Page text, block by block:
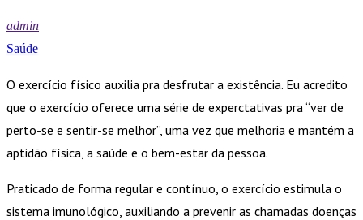
admin
Saúde
O exercício físico auxilia pra desfrutar a existência. Eu acredito
que o exercício oferece uma série de experctativas pra “ver de
perto-se e sentir-se melhor”, uma vez que melhoria e mantém a
aptidão física, a saúde e o bem-estar da pessoa.
Praticado de forma regular e contínuo, o exercício estimula o
sistema imunológico, auxiliando a prevenir as chamadas doenças